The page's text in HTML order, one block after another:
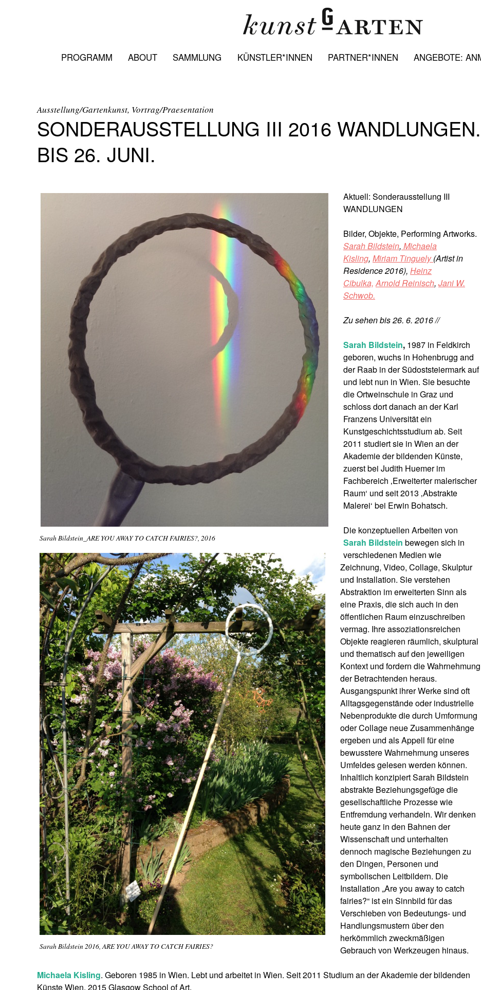
PROGRAMM ABOUT SAMMLUNG KÜNSTLER*INNEN PARTNER*INNEN ANGEBOTE:
Ausstellung/Gartenkunst, Vortrag/Praesentation
SONDERAUSSTELLUNG III 2016 WANDLUNGEN.
BIS 26. JUNI.
Sarah Bildstein_ARE YOU AWAY TO CATCH FAIRIES?, 2016
Aktuell: Sonderausstellung III
WANDLUNGEN
Bilder, Objekte, Performing Artworks.
Sarah Bildstein, Michaela
Kisling, Miriam Tinguely(Artist in
Residence 2016), Heinz
Cibulka, Arnold Reinisch, Jani W.
Schwob.
Zu sehen bis 26. 6. 2016 //
Sarah Bildstein,1987 in Feldkirch
geboren, wuchs in Hohenbrugg and
der Raab in der Südoststeiermark auf
und lebt nun in Wien. Sie besuchte
die Ortweinschule in Graz und
schloss dort danach an der Karl
Franzens Universität ein
Kunstgeschichtsstudium ab. Seit
2011 studiert sie in Wien an der
Akademie der bildenden Künste,
zuerst bei Judith Huemer im
Fachbereich ‚Erweiterter malerischer
Raum‘ und seit 2013 ‚Abstrakte
Malerei‘ bei Erwin Bohatsch.
Sarah Bildstein 2016, ARE YOU AWAY TO CATCH FAIRIES?
Die konzeptuellen Arbeiten von
Sarah Bildstein bewegen sich in
verschiedenen Medien wie
Zeichnung, Video, Collage, Skulptur
und Installation. Sie verstehen
Abstraktion im erweiterten Sinn als
eine Praxis, die sich auch in den
öffentlichen Raum einzuschreiben
vermag. Ihre assoziationsreichen
Objekte reagieren räumlich, skulptural
und thematisch auf den jeweiligen
Kontext und fordern die Wahrnehmung
der Betrachtenden heraus.
Ausgangspunkt ihrer Werke sind oft
Alltagsgegenstände oder industrielle
Nebenprodukte die durch Umformung
oder Collage neue Zusammenhänge
ergeben und als Appell für eine
bewusstere Wahrnehmung unseres
Umfeldes gelesen werden können.
Inhaltlich konzipiert Sarah Bildstein
abstrakte Beziehungsgefüge die
gesellschaftliche Prozesse wie
Entfremdung verhandeln. Wir denken
heute ganz in den Bahnen der
Wissenschaft und unterhalten
dennoch magische Beziehungen zu
den Dingen, Personen und
symbolischen Leitbildern. Die
Installation „Are you away to catch
fairies?“ ist ein Sinnbild für das
Verschieben von Bedeutungs- und
Handlungsmustern über den
herkömmlich zweckmäßigen
Gebrauch von Werkzeugen hinaus.
Michaela Kisling. Geboren 1985 in Wien. Lebt und arbeitet in Wien. Seit 2011 Studium an der Akademie der bildenden
Künste Wien. 2015 Glasgow School of Art.